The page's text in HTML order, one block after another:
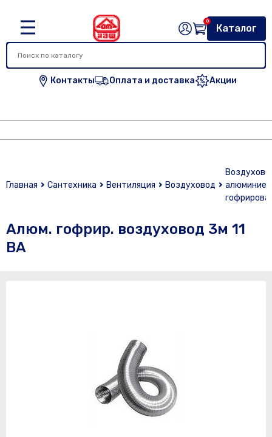
Контакты Оплата и доставка Акции
Каталог
0
Главная Сантехника Вентиляция Воздуховод
Алюм. гофрир. воздуховод 3м 11
ВА